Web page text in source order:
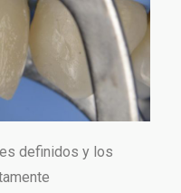
definidos y los